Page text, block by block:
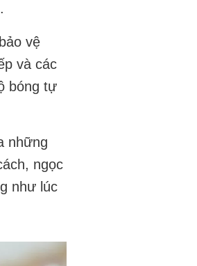
vệ
và các
bóng tự
những
ngọc
như lúc